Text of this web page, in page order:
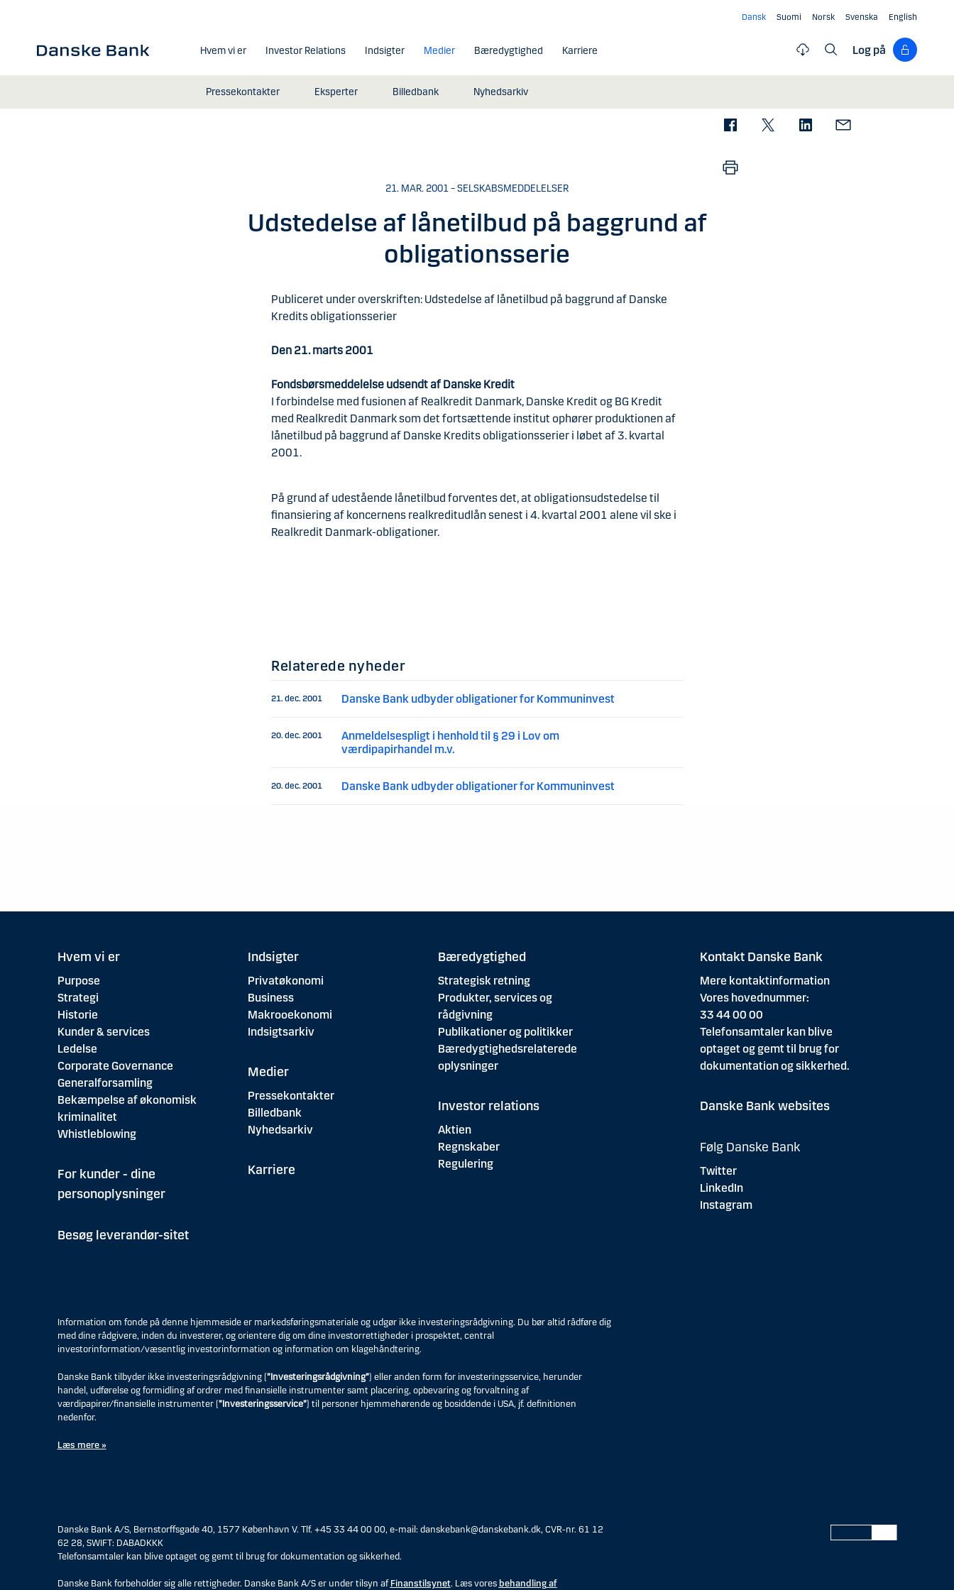
Dansk Suomi Norsk Svenska English
Hvem vi er Investor Relations Indsigter Medier
Pressekontakter Eksperter Billedbank Nyhedsarkiv
Bæredygtighed Karriere Log på
21. MAR. 2001 – SELSKABSMEDDELELSER
Udstedelse af lånetilbud på baggrund af
obligationsserie
Publiceret under overskriften: Udstedelse af lånetilbud på baggrund af Danske
Kredits obligationsserier
Den 21. marts 2001
Fondsbørsmeddelelse udsendt af Danske Kredit
I forbindelse med fusionen af Realkredit Danmark, Danske Kredit og BG Kredit
med Realkredit Danmark som det fortsættende institut ophører produktionen af
lånetilbud på baggrund af Danske Kredits obligationsserier i løbet af 3. kvartal
2001.
På grund af udestående lånetilbud forventes det, at obligationsudstedelse til
finansiering af koncernens realkreditudlån senest i 4. kvartal 2001 alene vil ske i
Realkredit Danmark-obligationer.​
Relaterede nyheder
21. dec. 2001 Danske Bank udbyder obligationer for Kommuninvest
20. dec. 2001
Anmeldelsespligt i henhold til § 29 i Lov om
værdipapirhandel m.v.
20. dec. 2001 Danske Bank udbyder obligationer for Kommuninvest
Hvem vi er
Purpose
Strategi
Historie
Kunder & services
Ledelse
Corporate Governance
Generalforsamling
Bekæmpelse af økonomisk
kriminalitet
Whistleblowing
For kunder - dine
personoplysninger
Besøg leverandør-sitet
Indsigter
Privatøkonomi
Business
Makrooekonomi
Indsigtsarkiv
Medier
Pressekontakter
Billedbank
Nyhedsarkiv
Karriere
Bæredygtighed
Strategisk retning
Produkter, services og
rådgivning
Publikationer og politikker
Bæredygtighedsrelaterede
oplysninger
Investor relations
Aktien
Regnskaber
Regulering
Kontakt Danske Bank
Mere kontaktinformation
Vores hovednummer:
33 44 00 00
Telefonsamtaler kan blive
optaget og gemt til brug for
dokumentation og sikkerhed.
Danske Bank websites
Følg Danske Bank
Twitter
LinkedIn
Instagram
Information om fonde på denne hjemmeside er markedsføringsmateriale og udgør ikke investeringsrådgivning. Du bør altid rådføre dig
med dine rådgivere, inden du investerer, og orientere dig om dine investorrettigheder i prospektet, central
investorinformation/væsentlig investorinformation og information om klagehåndtering.
Danske Bank tilbyder ikke investeringsrådgivning (”Investeringsrådgivning”) eller anden form for investeringsservice, herunder
handel, udførelse og formidling af ordrer med finansielle instrumenter samt placering, opbevaring og forvaltning af
værdipapirer/finansielle instrumenter (”Investeringsservice”) til personer hjemmehørende og bosiddende i USA, jf. definitionen
nedenfor.
Læs mere »
Danske Bank A/S, Bernstorffsgade 40, 1577 København V. Tlf. +45 33 44 00 00, e-mail: danskebank@danskebank.dk, CVR-nr. 61 12
62 28, SWIFT: DABADKKK
Telefonsamtaler kan blive optaget og gemt til brug for dokumentation og sikkerhed.
Danske Bank forbeholder sig alle rettigheder. Danske Bank A/S er under tilsyn afFinanstilsynet. Læs vores behandling af